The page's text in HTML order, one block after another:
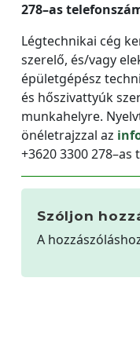
278–as
Légtechnikai cég
szerelő, és/vagy
épületgépész
és hőszivattyúk
munkahelyre.
önéletrajzzal az
+3620 3300
Szóljon
A